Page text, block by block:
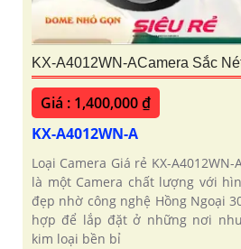
KX-A4012WN-ACamera Sắc
Giá : 1,400,000 ₫
KX-A4012WN-A
Loại Camera Giá rẻ KX-
là một Camera chất lượng với
đẹp nhờ công nghệ Hồng Ngoại
hợp để lắp đặt ở những nơi
kim loại bền bỉ